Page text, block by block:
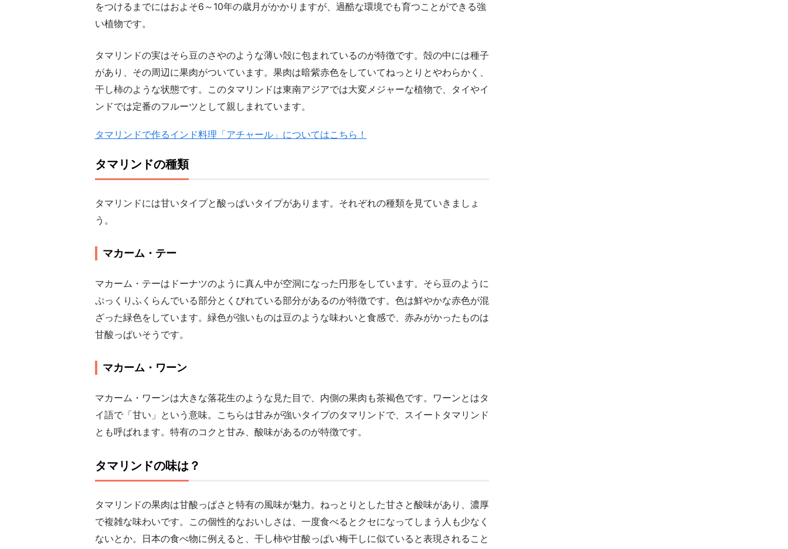
をつけるまでにはおよそ6～10年の歳月がかかりますが、過酷な環境でも育つことができる強
い植物です。
タマリンドの実はそら豆のさやのような薄い殻に包まれているのが特徴です。殻の中には種子
があり、その周辺に果肉がついています。果肉は暗紫赤色をしていてねっとりとやわらかく、
干し柿のような状態です。このタマリンドは東南アジアでは大変メジャーな植物で、タイやイ
ンドでは定番のフルーツとして親しまれています。
タマリンドで作るインド料理「アチャール」についてはこちら！
タマリンドの種類
タマリンドには甘いタイプと酸っぱいタイプがあります。それぞれの種類を見ていきましょ
う。
マカーム・テー
マカーム・テーはドーナツのように真ん中が空洞になった円形をしています。そら豆のように
ぷっくりふくらんでいる部分とくびれている部分があるのが特徴です。色は鮮やかな赤色が混
ざった緑色をしています。緑色が強いものは豆のような味わいと食感で、赤みがかったものは
甘酸っぱいそうです。
マカーム・ワーン
マカーム・ワーンは大きな落花生のような見た目で、内側の果肉も茶褐色です。ワーンとはタ
イ語で「甘い」という意味。こちらは甘みが強いタイプのタマリンドで、スイートタマリンド
とも呼ばれます。特有のコクと甘み、酸味があるのが特徴です。
タマリンドの味は？
タマリンドの果肉は甘酸っぱさと特有の風味が魅力。ねっとりとした甘さと酸味があり、濃厚
で複雑な味わいです。この個性的なおいしさは、一度食べるとクセになってしまう人も少なく
ないとか。日本の食べ物に例えると、干し柿や甘酸っぱい梅干しに似ていると表現されること